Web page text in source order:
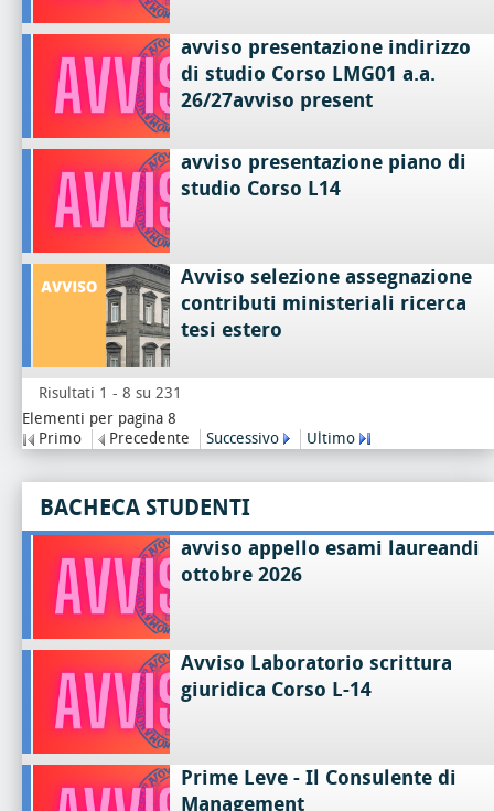
avviso presentazione indirizzo
di studio Corso LMG01 a.a.
26/27avviso present
avviso presentazione piano di
studio Corso L14
Avviso selezione assegnazione
contributi ministeriali ricerca
tesi estero
Risultati 1 - 8 su 231
Elementi per pagina 8
Primo
Precedente Successivo Ultimo
BACHECA STUDENTI
avviso appello esami laureandi
ottobre 2026
Avviso Laboratorio scrittura
giuridica Corso L-14
Prime Leve - Il Consulente di
Management